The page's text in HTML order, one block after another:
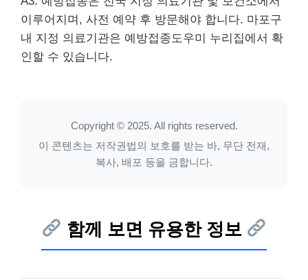
이루어지며, 사전 예약 후 방문해야 합니다. 마포구
내 지정 의료기관은 예방접종도우미 누리집에서 확
인할 수 있습니다.
Copyright © 2025. All rights reserved.
이 콘텐츠는 저작권법의 보호를 받는 바, 무단 전재,
복사, 배포 등을 금합니다.
함께 보면 유용한 정보